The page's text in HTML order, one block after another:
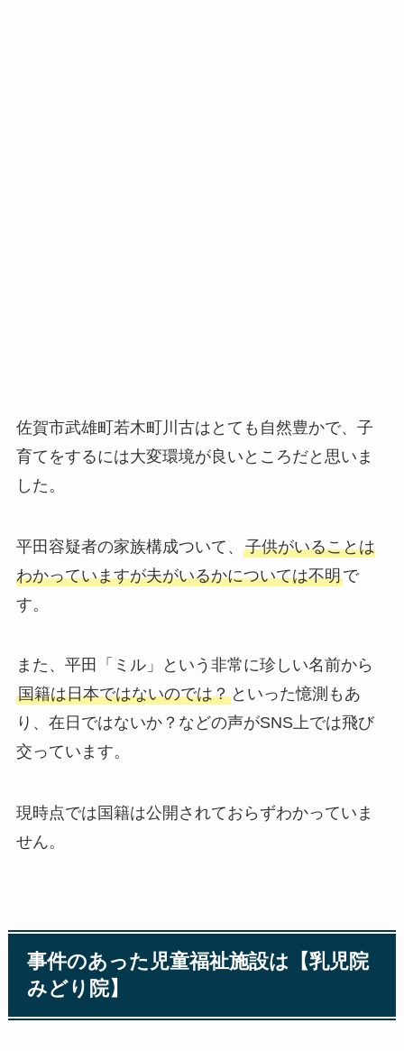
佐賀市武雄町若木町川古はとても自然豊かで、子
育てをするには大変環境が良いところだと思いま
した。
平田容疑者の家族構成ついて、 子供がいることは
わかっていますが夫がいるかについては不明で
す。
また、平田「ミル」という非常に珍しい名前から
国籍は日本ではないのでは？といった憶測もあ
り、在日ではないか？などの声がSNS上では飛び
交っています。
現時点では国籍は公開されておらずわかっていま
せん。
事件のあった児童福祉施設は【乳児院
みどり院】